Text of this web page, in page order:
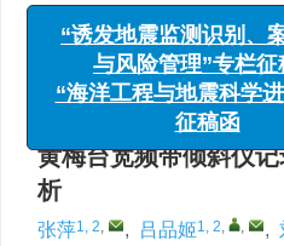
DOI:10.19987/j.dzkxjz.2022-
PDF下
黄梅台宽频带倾斜仪
析
张萍1, 2, , 吕品姬1, 2, , ,
“诱发地震监测识别、
与风险管理”专栏征
“海洋工程与地震科学进
征稿函